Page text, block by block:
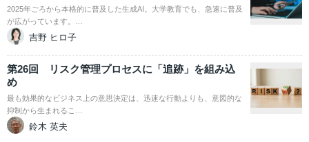
2025年ごろから本格的に普及した生成AI。大学教育でも、急速に普及
が広がっています。…
吉野 ヒロ子
第26回 リスク管理プロセスに「追跡」を組み込
め
最も効果的なビジネス上の意思決定は、迅速な行動よりも、意図的な
抑制から生まれるこ…
鈴木 英夫